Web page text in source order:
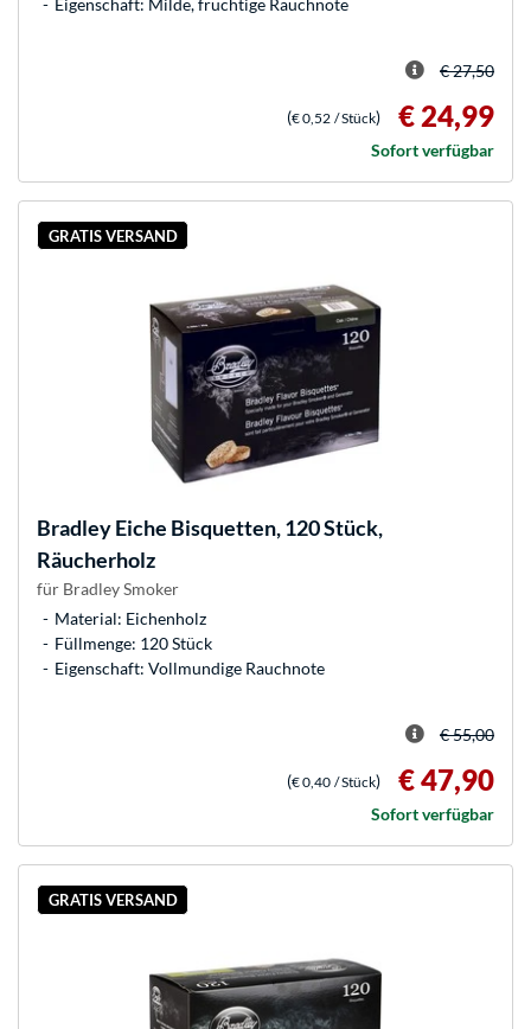
Eigenschaft: Milde, fruchtige Rauchnote
€ 27,50
(€ 0,52 / Stück) € 24,99
Sofort verfügbar
GRATIS VERSAND
BradleyEiche Bisquetten, 120 Stück,
Räucherholz
für Bradley Smoker
Material: Eichenholz
Füllmenge: 120 Stück
Eigenschaft: Vollmundige Rauchnote
€ 55,00
(€ 0,40 / Stück) € 47,90
Sofort verfügbar
GRATIS VERSAND